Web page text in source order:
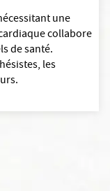
une
collabore
de santé.
les